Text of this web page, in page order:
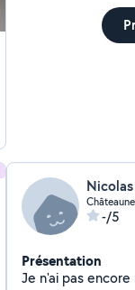
-/5
Présentation